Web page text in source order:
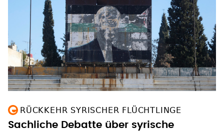
RÜCKKEHR SYRISCHER FLÜCHTLINGE
Sachliche Debatte über syrische